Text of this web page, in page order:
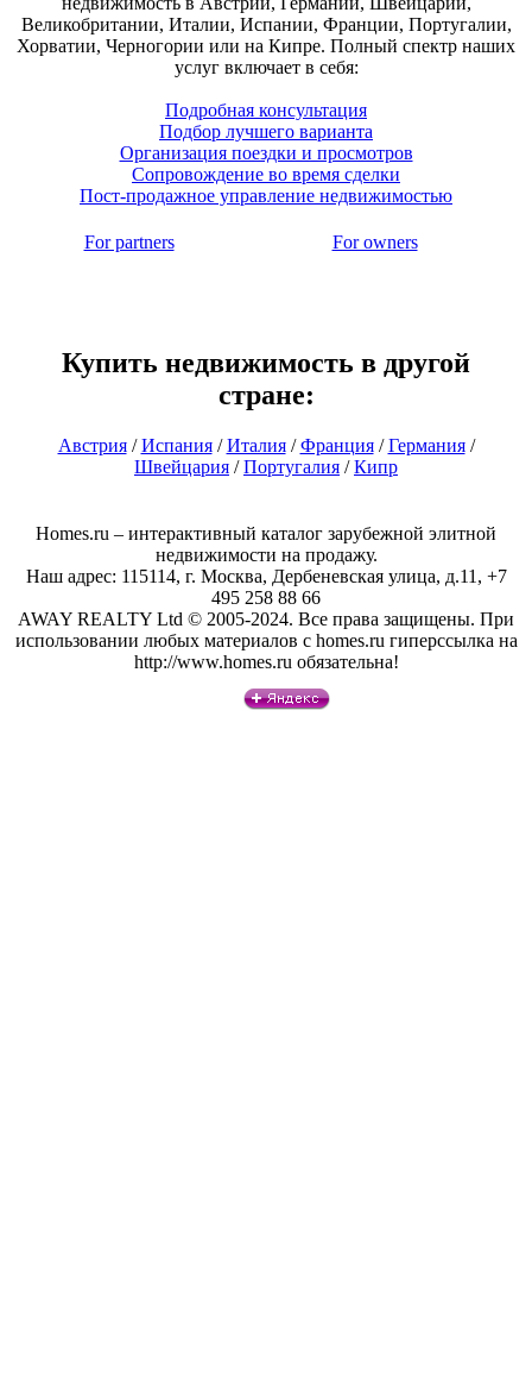
Великобритании, Италии, Испании, Франции, Португалии,
Хорватии, Черногории или на Кипре. Полный спектр наших
услуг включает в себя:
Подробная консультация
Подбор лучшего варианта
Организация поездки и просмотров
Сопровождение во время сделки
Пост-продажное управление недвижимостью
For partners For owners
Купить недвижимость в другой
стране:
Австрия/Испания/Италия/Франция/Германия/
Швейцария /Португалия /Кипр
Homes.ru – интерактивный каталог зарубежной элитной
недвижимости на продажу.
Наш адрес: 115114, г. Москва, Дербеневская улица, д.11, +7
495 258 88 66
AWAY REALTY Ltd © 2005-2024. Все права защищены. При
использовании любых материалов с homes.ru гиперссылка на
http://www.homes.ru обязательна!